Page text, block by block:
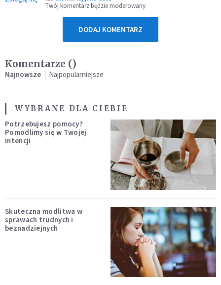
Twój komentarz będzie moderowany
DODAJ KOMENTARZ
Komentarze ()
Najnowsze Najpopularniejsze
WYBRANE DLA CIEBIE
Potrzebujesz pomocy?
Pomodlimy się w Twojej
intencji
Skuteczna modlitwa w
sprawach trudnych i
beznadziejnych